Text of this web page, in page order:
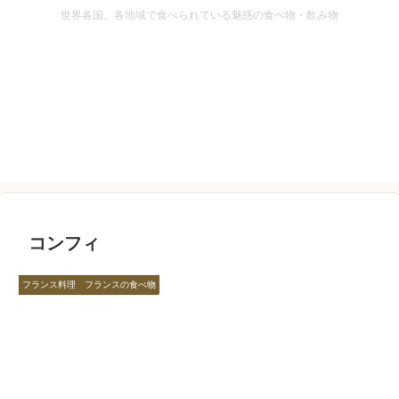
世界各国、各地域で食べられている魅惑の食べ物・飲み物
コンフィ
フランス料理 フランスの食べ物